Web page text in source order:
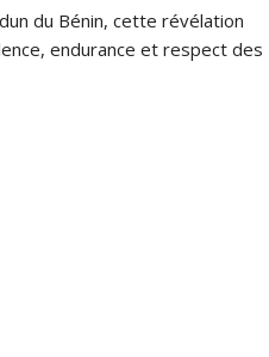
du Bénin, cette révélation
endurance et respect des